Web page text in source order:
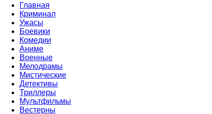
Главная
Криминал
Ужасы
Боевики
Комедии
Аниме
Военные
Мелодрамы
Мистические
Детективы
Триллеры
Мультфильмы
Вестерны